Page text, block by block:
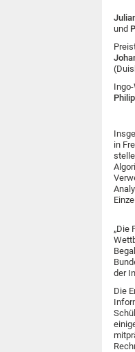
und
in
„Die
der
Die